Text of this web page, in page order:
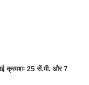
क्रमशः 25 सें.मी. और 7